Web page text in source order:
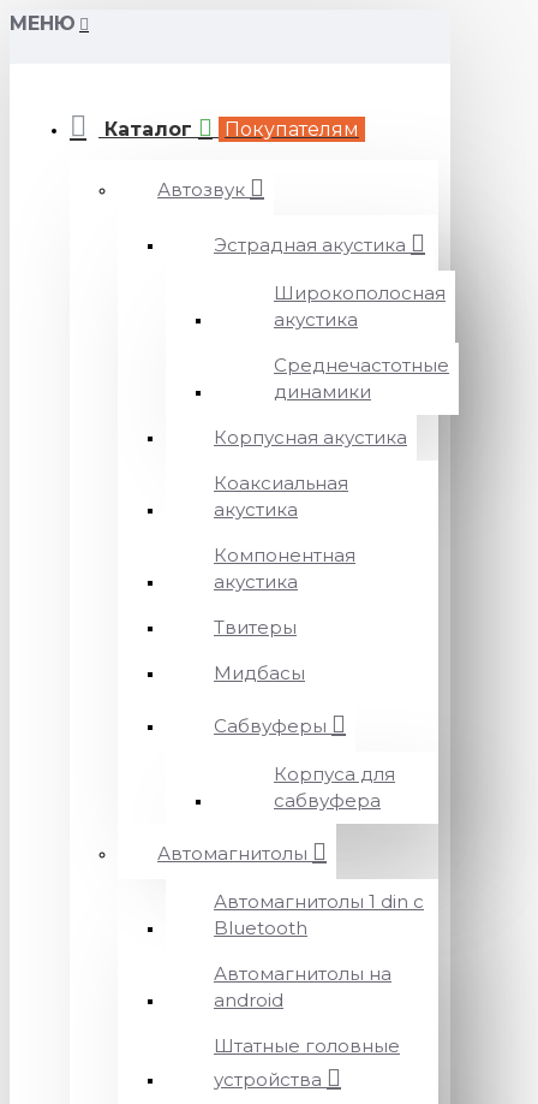
МЕНЮ
Каталог Покупателям
Автозвук
Эстрадная акустика
Широкополосная
акустика
Среднечастотные
динамики
Корпусная акустика
Коаксиальная
акустика
Компонентная
акустика
Твитеры
Мидбасы
Сабвуферы
Корпуса для
сабвуфера
Автомагнитолы
Автомагнитолы 1 din с
Bluetooth
Автомагнитолы на
android
Штатные головные
устройства